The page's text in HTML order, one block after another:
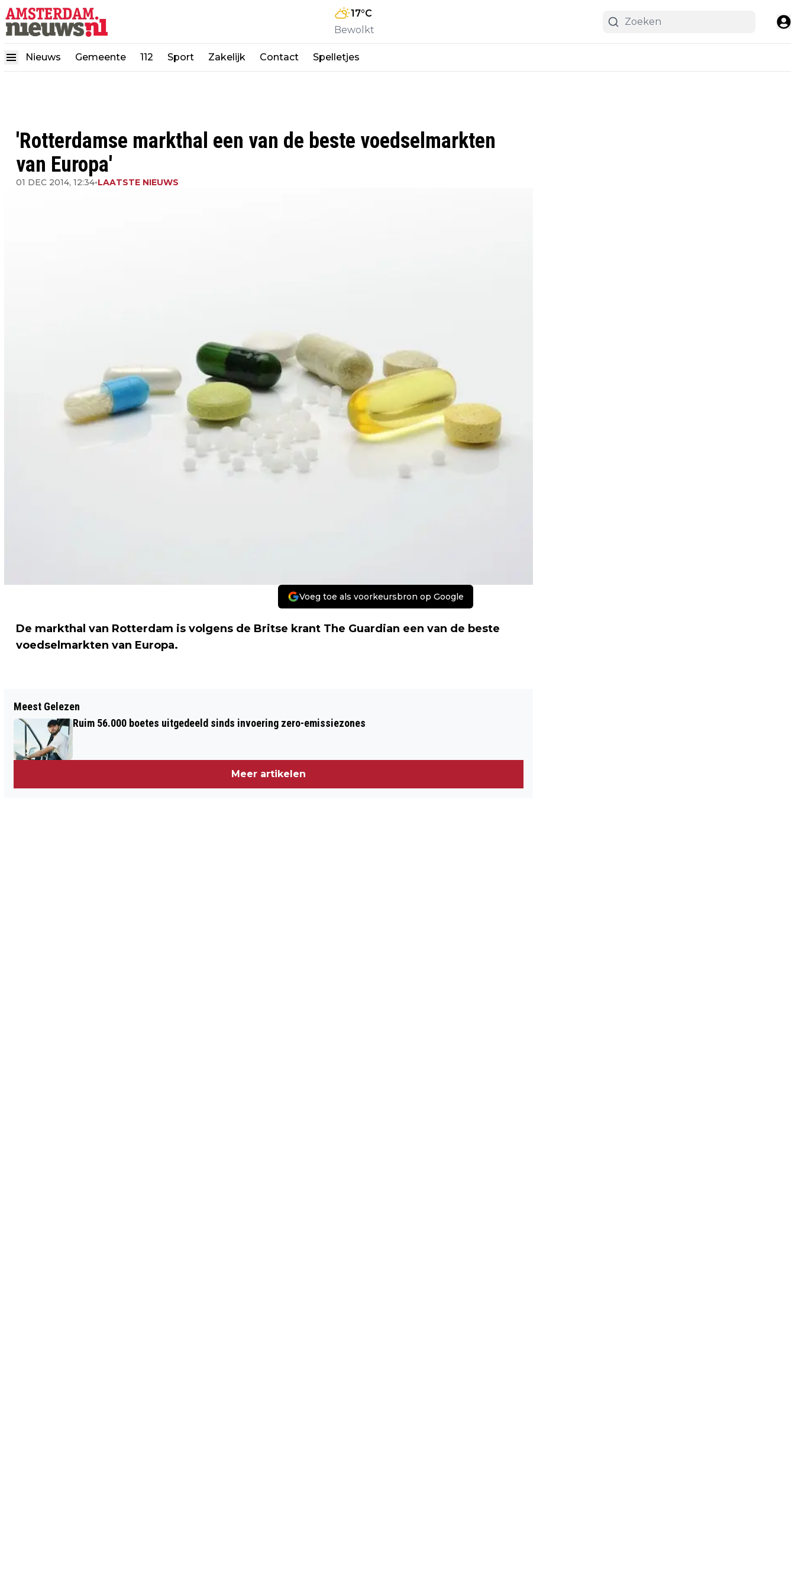
17°C
Bewolkt
Nieuws Gemeente 112 Sport Zakelijk Contact Spelletjes
'Rotterdamse markthal een van de beste voedselmarkten
van Europa'
01 DEC 2014, 12:34•LAATSTE NIEUWS
Voeg toe als voorkeursbron op Google
De markthal van Rotterdam is volgens de Britse krant The Guardian een van de beste
voedselmarkten van Europa.
NOODLIJDEND CATERHAM MAG
VOLGEND JAAR AUTO VAN 2014
GEBRUIKEN
VOOR 'JIHADGANGER' MAHER H.
Meest Gelezen
Ruim 56.000 boetes uitgedeeld sinds invoering zero-emissiezones
Meer artikelen